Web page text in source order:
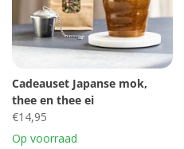
Cadeauset Japanse mok,
thee en thee ei
€14,95
Op voorraad